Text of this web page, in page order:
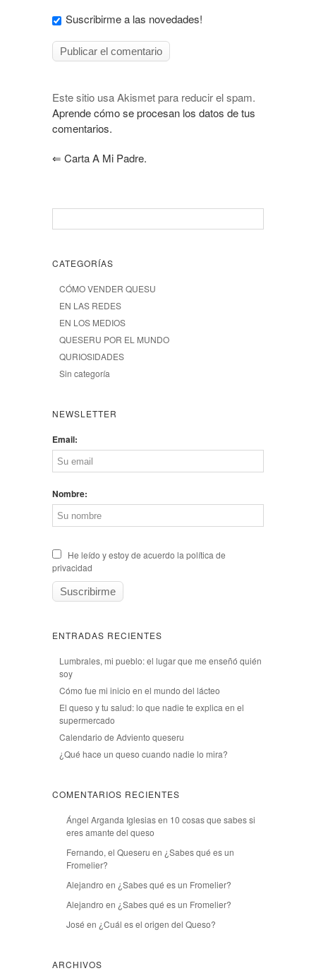
Suscribirme a las novedades!
Este sitio usa Akismet para reducir el spam.
Aprende cómo se procesan los datos de tus
comentarios.
⇐ Carta A Mi Padre.
CATEGORÍAS
CÓMO VENDER QUESU
EN LAS REDES
EN LOS MEDIOS
QUESERU POR EL MUNDO
QURIOSIDADES
Sin categoría
NEWSLETTER
Email:
Nombre:
He leído y estoy de acuerdo la política de
privacidad
ENTRADAS RECIENTES
Lumbrales, mi pueblo: el lugar que me enseñó quién
soy
Cómo fue mi inicio en el mundo del lácteo
El queso y tu salud: lo que nadie te explica en el
supermercado
Calendario de Adviento queseru
¿Qué hace un queso cuando nadie lo mira?
COMENTARIOS RECIENTES
Ángel Arganda Iglesiasen 10 cosas que sabes si
eres amante del queso
Fernando, el Queseru en ¿Sabes qué es un
Fromelier?
Alejandro en ¿Sabes qué es un Fromelier?
Alejandro en ¿Sabes qué es un Fromelier?
José en ¿Cuál es el origen del Queso?
ARCHIVOS